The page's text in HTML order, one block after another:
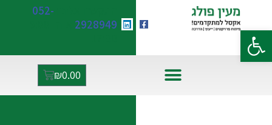
פתח סרגל נגישות
052-
2928949
₪0.00